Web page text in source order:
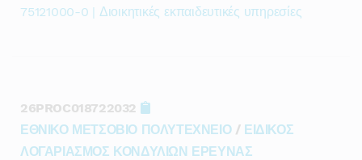
75121000-0 | Διοικητικές εκπαιδευτικές υπηρεσίες
26PROC018722032
ΕΘΝΙΚΟ ΜΕΤΣΟΒΙΟ ΠΟΛΥΤΕΧΝΕΙΟ/ ΕΙΔΙΚΟΣ
ΛΟΓΑΡΙΑΣΜΟΣ ΚΟΝΔΥΛΙΩΝ ΕΡΕΥΝΑΣ